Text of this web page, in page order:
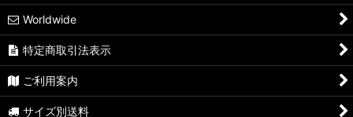
Worldwide
特定商取引法表示
ご利用案内
サイズ別送料